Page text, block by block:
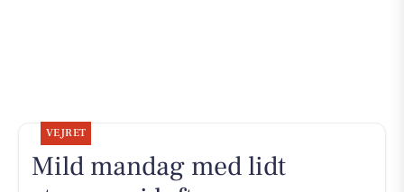
VEJRET
Mild mandag med lidt